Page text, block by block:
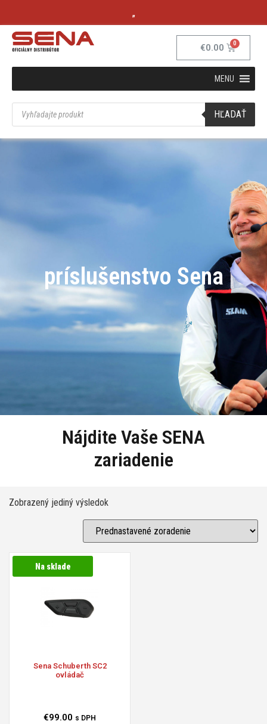
„
€0.00
MENU
HĽADAŤ
príslušenstvo Sena
Nájdite Vaše SENA
zariadenie
Zobrazený jediný výsledok
Na sklade
Sena Schuberth SC2
ovládač
€99.00 s DPH